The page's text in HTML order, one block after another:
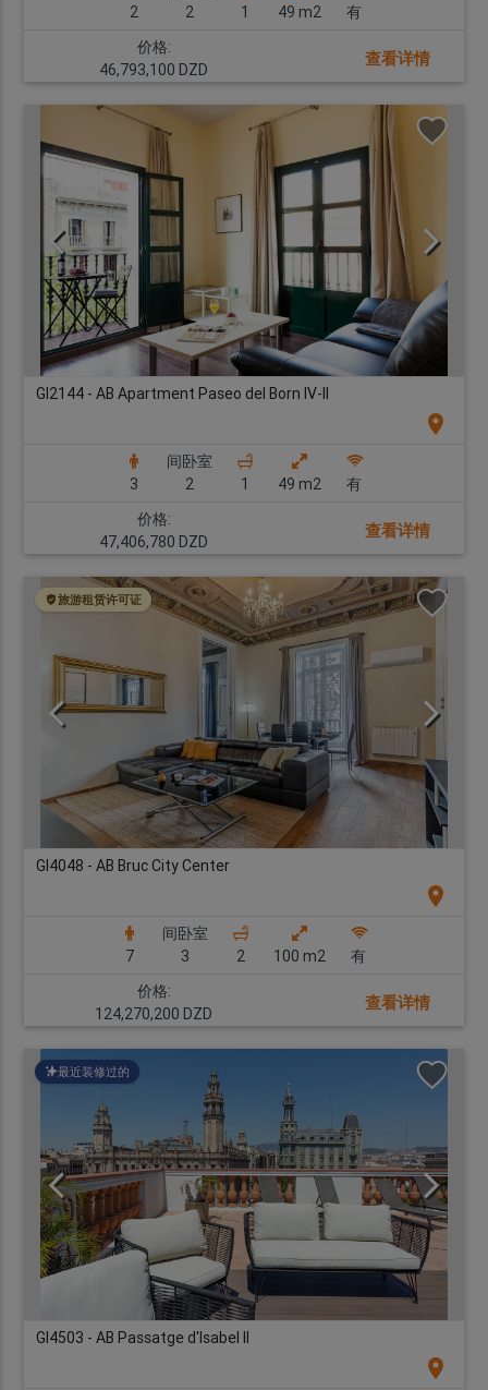
2
2
1 49 m2
有
价格:
46,793,100 DZD
查看详情
GI2144 - AB Apartment Paseo del Born IV-II
location_on
3
间卧室
2
1 49 m2
有
价格:
47,406,780 DZD
查看详情
旅游租赁许可证
GI4048 - AB Bruc City Center
location_on
7
间卧室
3
2 100 m2
有
价格:
124,270,200 DZD
查看详情
最近装修过的
GI4503 - AB Passatge d'Isabel II
location_on